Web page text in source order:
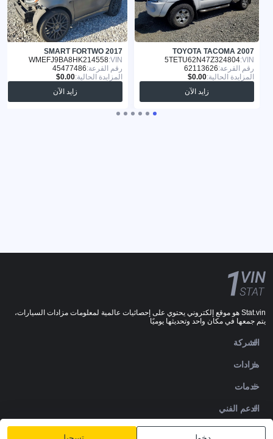
TOYOTA TACOMA 2007
VIN:
5TETU62N47Z324804
رقم القرعة:62113626
المزايدة الحالية:
زايد الآن
SMART FORTWO 2017
VIN:
WMEFJ9BA8HK214558
رقم القرعة:45477486
المزايدة الحالية:
زايد الآن
Stat.vin هو موقع إلكتروني يحتوي على إحصائيات عالمية لمعلومات مزادات السيارات،
يتم جمعها في مكان واحد وتحديثها يوميًا
الشركة
مزادات
خدمات
الدعم الفني